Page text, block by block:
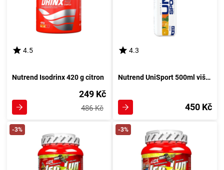
4.5
Nutrend Isodrinx 420 g citron
249 Kč
486 Kč
4.3
Nutrend UniSport 500ml višeň
450 Kč
-3% -3%